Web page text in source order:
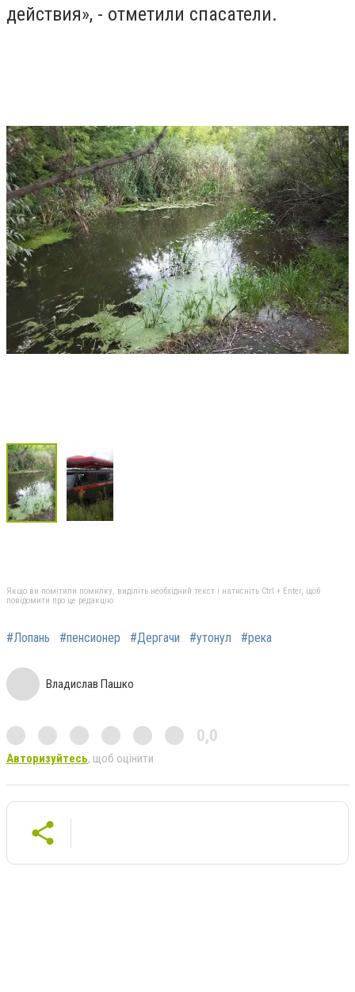
действия», - отметили спасатели.
Якщо ви помітили помилку, виділіть необхідний текст і натисніть Ctrl + Enter, щоб
повідомити про це редакцію
#Лопань #пенсионер #Дергачи #утонул #река
Владислав Пашко
0,0
Авторизуйтесь, щоб оцінити